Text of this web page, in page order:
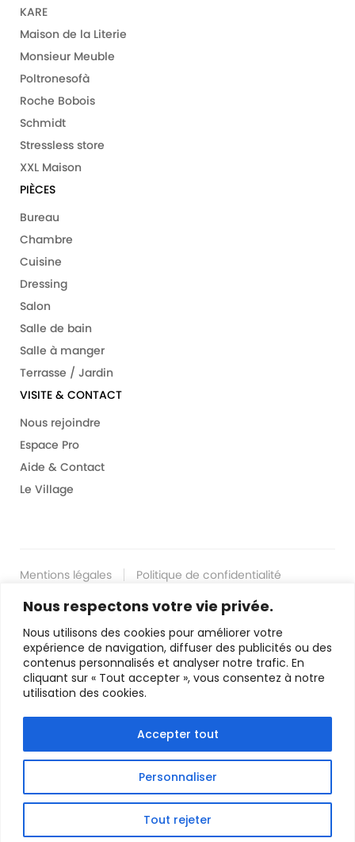
Nous respectons votre vie privée.
Nous utilisons des cookies pour améliorer votre
expérience de navigation, diffuser des publicités ou des
contenus personnalisés et analyser notre trafic. En
cliquant sur « Tout accepter », vous consentez à notre
utilisation des cookies.
Personnaliser
Tout rejeter
Accepter tout
KARE
Maison de la Literie
Monsieur Meuble
Poltronesofà
Roche Bobois
Schmidt
Stressless store
XXL Maison
PIÈCES
Bureau
Chambre
Cuisine
Dressing
Salon
Salle de bain
Salle à manger
Terrasse / Jardin
VISITE & CONTACT
Nous rejoindre
Espace Pro
Aide & Contact
Le Village
Mentions légales
Politique de confidentialité